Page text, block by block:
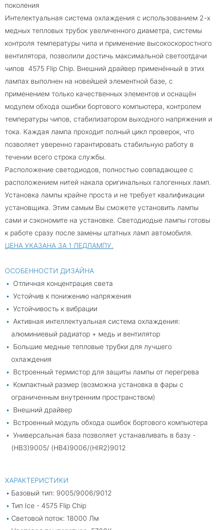
поколения
Интелектуальная система охлаждения с использованием 2-х
медных тепловых трубок увеличенного диаметра, системы
контроля температуры чипа и применение высокоскоростного
вентилятора, позволили достичь максимальной светоотдачи
чипов 4575 Flip Chip. Внешний драйвер применённый в этих
лампах выполнен на новейшей элементной базе, с
применением только качественных элементов и оснащён
модулем обхода ошибки бортового компьютера, контролем
температуры чипов, стабилизатором выходного напряжения и
тока. Каждая лампа проходит полный цикл проверок, что
позволяет уверенно гарантировать стабильную работу в
течении всего строка службы.
Расположение светодиодов, полностью совпадающее с
расположением нитей накала оригинальных галогенных ламп.
Установка лампы крайне проста и не требует квалификации
установщика. Этим самым Вы сможете установить лампы
сами и сэкономите на установке. Светодиодые лампы готовы
к работе сразу после замены штатных ламп автомобиля.
ЦЕНА УКАЗАНА ЗА 1 ЛЕДЛАМПУ.
ОСОБЕННОСТИ ДИЗАЙНА
Отличная концентрация света
Устойчив к понижению напряжения
Устойчивость к вибрации
Активная интеллектуальная система охлаждения:
алюминиевый радиатор + медь и вентилятор
Большие медные тепловые трубки для лучшего
охлаждения
Встроенный термистор для защиты лампы от перегрева
Компактный размер (возможна установка в фары с
ограниченным внутренним пространством)
Внешний драйвер
Встроенный модуль обхода ошибок бортового компьютера
Универсальная база позволяет устанавливать в базу -
(HB3)9005/ (HB4)9006/(HIR2)9012
ХАРАКТЕРИСТИКИ
Базовый тип: 9005/9006/9012
Тип Ice - 4575 Flip Chip
Световой поток: 18000 Лм